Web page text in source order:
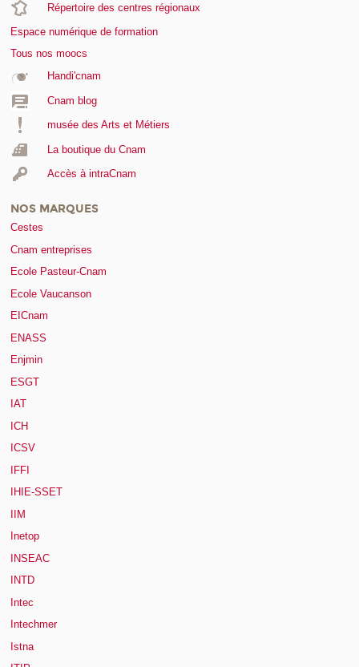
Répertoire des centres régionaux
Espace numérique de formation
Tous nos moocs
Handi'cnam
Cnam blog
musée des Arts et Métiers
La boutique du Cnam
Accès à intraCnam
NOS MARQUES
Cestes
Cnam entreprises
Ecole Pasteur-Cnam
Ecole Vaucanson
EICnam
ENASS
Enjmin
ESGT
IAT
ICH
ICSV
IFFI
IHIE-SSET
IIM
Inetop
INSEAC
INTD
Intec
Intechmer
Istna